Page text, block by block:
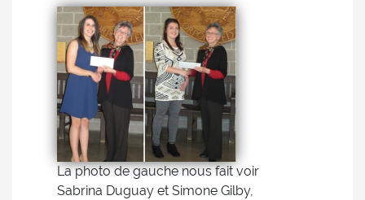
La photo de gauche nous fait voir
Sabrina Duguay et Simone Gilby,